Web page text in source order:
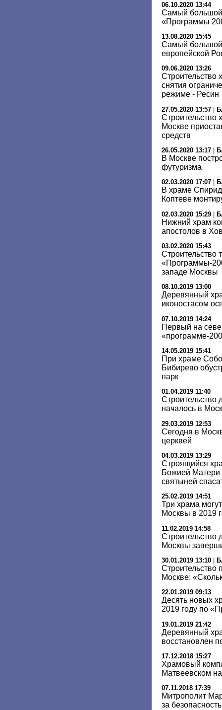
06.10.2020 13:44
Самый большой
«Программы
13.08.2020 15:45
Самый
европейской
09.06.2020 13:26
Cтроительство
снятия
режиме - Ресин
27.05.2020 13:57 |
Строительство
Москве
средств
26.05.2020 13:17
В Москве
футуризма
02.03.2020 17:07
В храме
Коптеве
02.03.2020 15:29 |
Нижний храм
апостолов в
03.02.2020 15:43
Строительство
«Программы-
западе Москвы
08.10.2019 13:00
Деревянный
иконостасом
07.10.2019 14:24
Первый на
«программе-
14.05.2019 15:41
При храме
Бибирево
парк
01.04.2019 11:40
Строительство
началось в
29.03.2019 12:53
Сегодня в
церквей
04.03.2019 13:29
Строящийся
Божией Матери
святыней
25.02.2019 14:51
Три храма
Москвы в 2019
11.02.2019 14:58
Строительство
Москвы
30.01.2019 13:10
Строительство
Москве:
22.01.2019 09:13
Десять новых
2019 году по
19.01.2019 21:42
Деревянный
восстановлен
17.12.2018 15:27
Храмовый
Матвеевском
07.11.2018 17:39
Митрополит
за